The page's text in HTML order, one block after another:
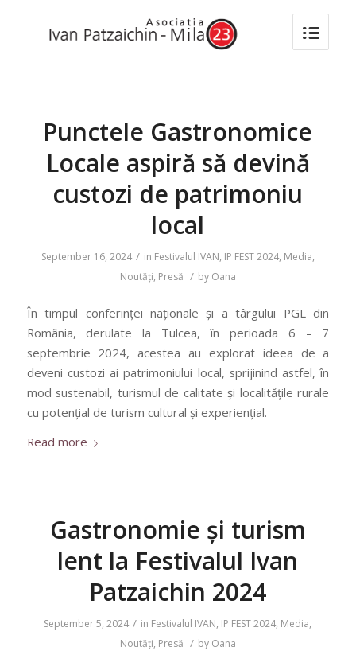
Punctele Gastronomice
Locale aspiră să devină
custozi de patrimoniu
local
September 16, 2024 / in Festivalul IVAN, IP FEST 2024, Media,
Noutăți, Presă / by Oana
În timpul conferinței naționale și a târgului PGL din
România, derulate la Tulcea, în perioada 6 – 7
septembrie 2024, acestea au explorat ideea de a
deveni custozi ai patrimoniului local, sprijinind astfel, în
mod sustenabil, turismul de calitate și localitățile rurale
cu potențial de turism cultural și experiențial.
Read more
Gastronomie și turism
lent la Festivalul Ivan
Patzaichin 2024
September 5, 2024 / in Festivalul IVAN, IP FEST 2024, Media,
Noutăți, Presă / by Oana